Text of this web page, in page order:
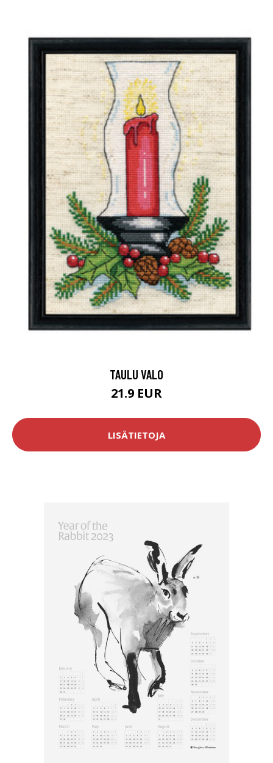
TAULU VALO
21.9 EUR
LISÄTIETOJA